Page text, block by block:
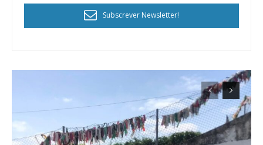
Subscrever Newsletter!